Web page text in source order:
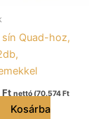
sín Quad-hoz,
Ft nettó (70.574 Ft
Kosárba